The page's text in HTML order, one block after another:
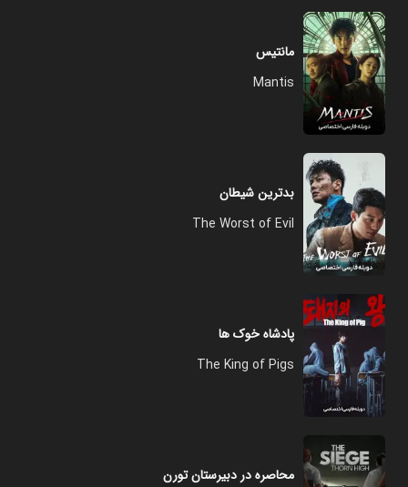
مانتیس
Mantis
بدترین شیطان
The Worst of Evil
پادشاه خوک ها
The King of Pigs
محاصره در دبیرستان تورن